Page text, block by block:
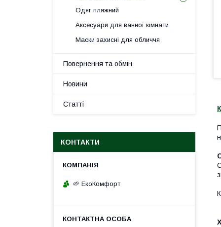
Одяг пляжний
Аксесуари для ванної кімнати
Маски захисні для обличчя
Повернення та обмін
Новини
Статті
КОНТАКТИ
🌱 ЕкоКомфорт